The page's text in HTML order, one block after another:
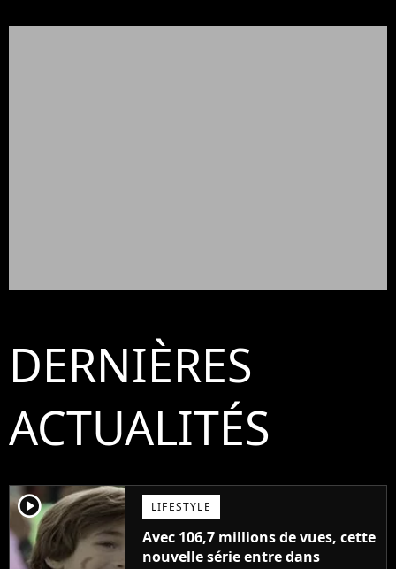
DERNIÈRES
ACTUALITÉS
player2 LIFESTYLE
Avec 106,7 millions de vues, cette
nouvelle série entre dans